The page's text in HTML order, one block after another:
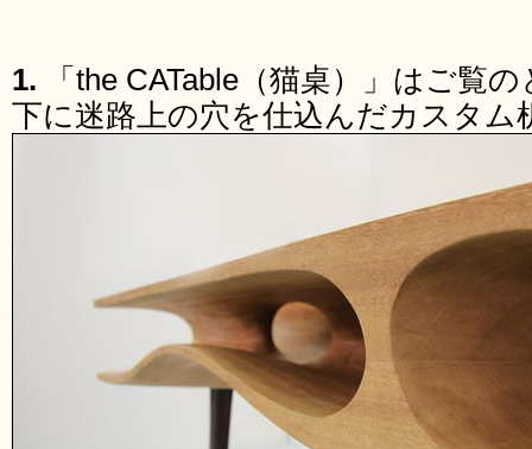
1.
「the CATable（猫桌）」はご覧
下に迷路上の穴を仕込んだカスタム